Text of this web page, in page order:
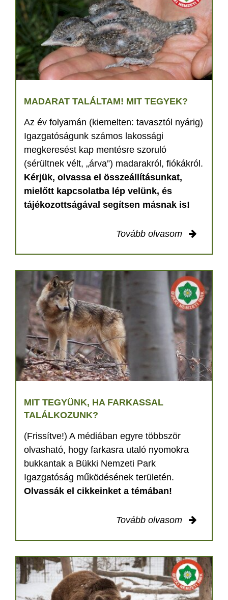
MADARAT TALÁLTAM! MIT TEGYEK?
Az év folyamán (kiemelten: tavasztól nyárig)
Igazgatóságunk számos lakossági
megkeresést kap mentésre szoruló
(sérültnek vélt, „árva”) madarakról, fiókákról.
Kérjük, olvassa el összeállításunkat,
mielőtt kapcsolatba lép velünk, és
tájékozottságával segítsen másnak is!
Tovább olvasom
MIT TEGYÜNK, HA FARKASSAL
TALÁLKOZUNK?
(Frissítve!) A médiában egyre többször
olvasható, hogy farkasra utaló nyomokra
bukkantak a Bükki Nemzeti Park
Igazgatóság működésének területén.
Olvassák el cikkeinket a témában!
Tovább olvasom